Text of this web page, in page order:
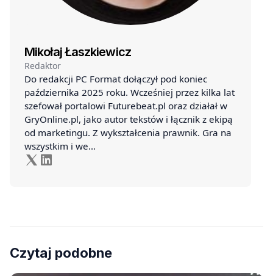
Mikołaj Łaszkiewicz
Redaktor
Do redakcji PC Format dołączył pod koniec
października 2025 roku. Wcześniej przez kilka lat
szefował portalowi Futurebeat.pl oraz działał w
GryOnline.pl, jako autor tekstów i łącznik z ekipą
od marketingu. Z wykształcenia prawnik. Gra na
wszystkim i we…
Czytaj podobne